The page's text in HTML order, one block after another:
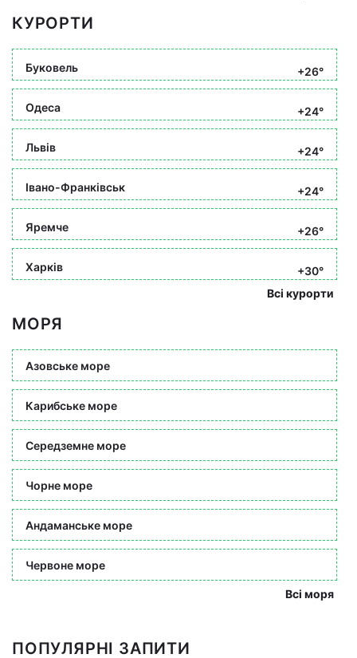
КУРОРТИ
Буковель +26°
Одеса +24°
Львів +24°
Івано-Франківськ +24°
Яремче +26°
Харків
+30°
Всі курорти
МОРЯ
Азовське море
Карибське море
Середземне море
Чорне море
Андаманське море
Червоне море
Всі моря
ПОПУЛЯРНІ ЗАПИТИ